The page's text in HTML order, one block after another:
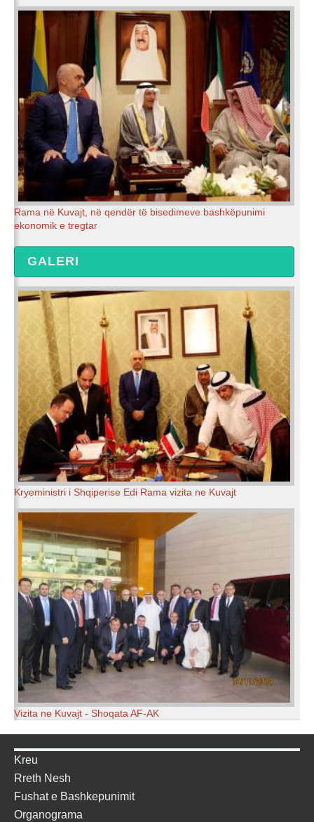
Rama në Kuvajt, në qendër të bisedimeve bashkëpunimi
ekonomik e tregtar
GALERI
Kryeministri i Shqiperise Edi Rama vizita ne Kuvajt
Vizita ne Kuvajt - Shoqata AF-AK
Kreu
Rreth Nesh
Fushat e Bashkepunimit
Organograma